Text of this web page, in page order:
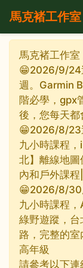
馬克褚工作室
馬克褚工作室
😁2026/9/24
週。Garmin
階必學，gpx
後，您每天都
😁2026/8/23
九小時課程
北】離線地
內和戶外課
😁2026/8/30
九小時課程
綠野遊蹤，台
路，完整的
高年級
請參考以下連